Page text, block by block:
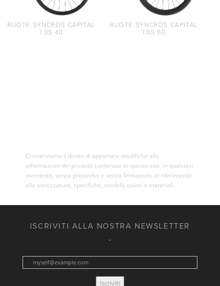
RUOTE SYNCROS CAPITAL
1.0S 40
RUOTE SYNCROS CAPITAL
1.0S 60
Ci riserviamo il diritto di apportare modifiche alle
informazioni dei prodotti contenute in questo sito, in qualsiasi
momento, senza preavviso e senza limitazioni, in riferimento
alle attrezzature, specifiche, modelli, colori e materiali.
ISCRIVITI ALLA NOSTRA NEWSLETTER
Iscriviti